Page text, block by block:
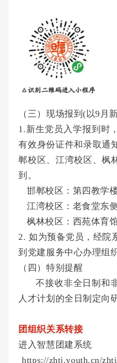
（三）现场报到(以9月
1.新生党员入学报到时
有效身份证件和录取通
郸校区、江湾校区、枫
到。
邯郸校区：第四教学
江湾校区：老食堂东
枫林校区：西苑体育
2. 如为预备党员，经院
到党建服务中心办理组
（四）特别提醒
不接收非全日制和
人才计划的全日制定向
团组织关系转接
进入智慧团建系统
https://zhtj.youth.cn/